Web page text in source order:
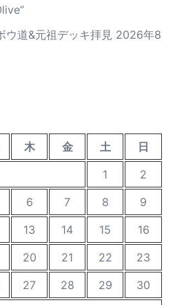
ウ道&元祖デッキ拝見 2026年8
木 金 土
日
1
2
6 7 8
9
13 14 15
16
20 21 22
23
27 28 29
30